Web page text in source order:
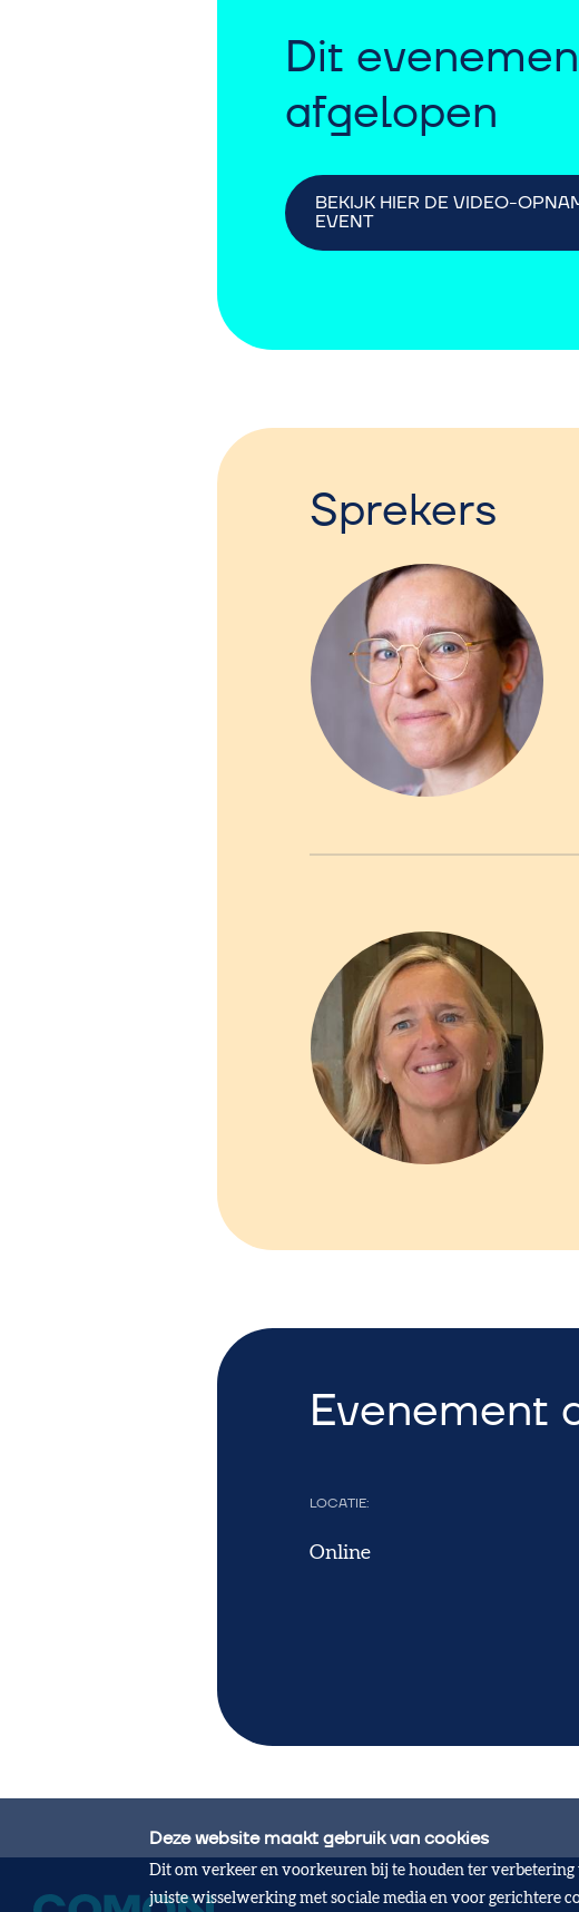
Dit
afgelopen
BEKIJK HIER DE VIDEO-
EVENT
Sprekers
Evenement
LOCATIE
Online
Deze website maakt gebruik van cookies
Dit om verkeer en voorkeuren bij te houden ter
juiste wisselwerking met sociale media en voor gerichtere